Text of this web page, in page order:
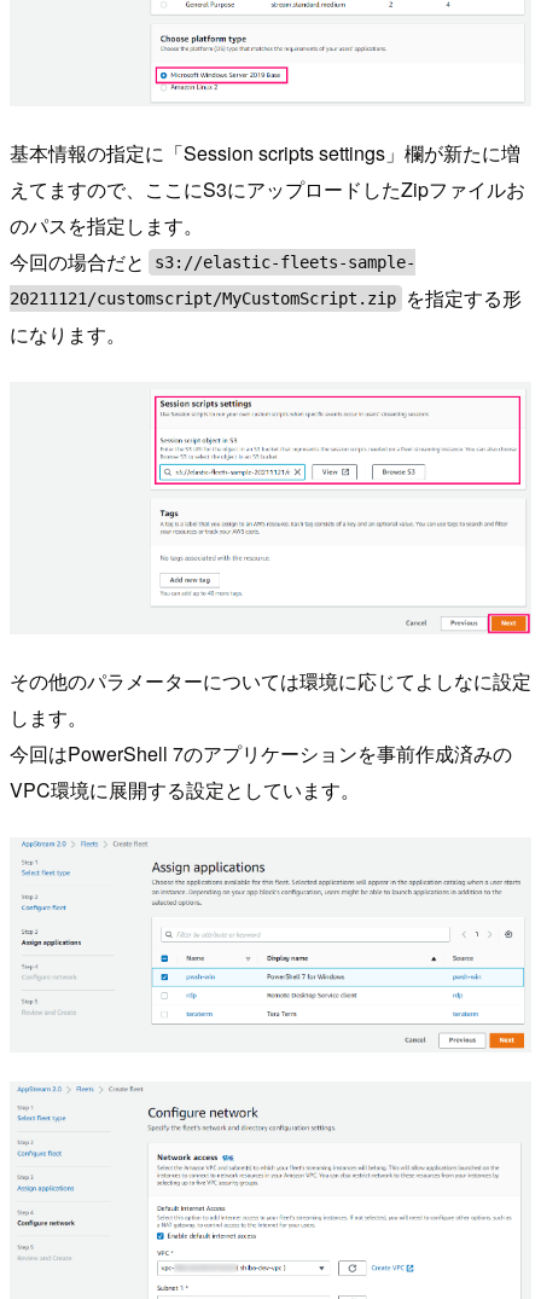
基本情報の指定に「Session scripts settings」欄が新たに増
えてますので、ここにS3にアップロードしたZipファイルお
のパスを指定します。
今回の場合だと
s3://elastic-fleets-sample-
20211121/customscript/MyCustomScript.zip
を指定する形
になります。
その他のパラメーターについては環境に応じてよしなに設定
します。
今回はPowerShell 7のアプリケーションを事前作成済みの
VPC環境に展開する設定としています。